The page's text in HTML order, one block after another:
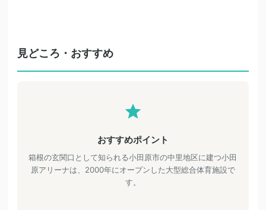
見どころ・おすすめ
おすすめポイント
箱根の玄関口として知られる小田原市の中里地区に建つ小田
原アリーナは、2000年にオープンした大型総合体育施設で
す。